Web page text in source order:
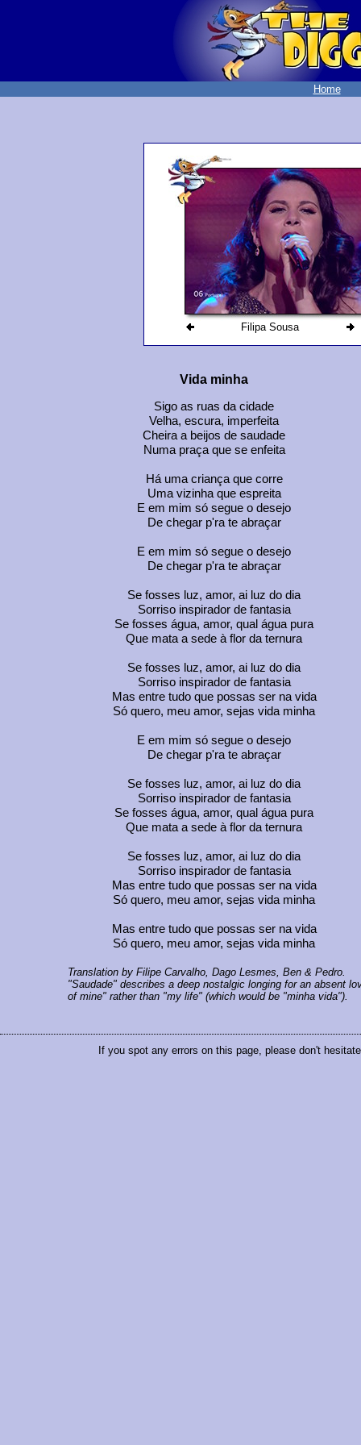
Home
Filipa Sousa
Vida minha
Sigo as ruas da cidade
Velha, escura, imperfeita
Cheira a beijos de saudade
Numa praça que se enfeita
Há uma criança que corre
Uma vizinha que espreita
E em mim só segue o desejo
De chegar p'ra te abraçar
E em mim só segue o desejo
De chegar p'ra te abraçar
Se fosses luz, amor, ai luz do dia
Sorriso inspirador de fantasia
Se fosses água, amor, qual água pura
Que mata a sede à flor da ternura
Se fosses luz, amor, ai luz do dia
Sorriso inspirador de fantasia
Mas entre tudo que possas ser na vida
Só quero, meu amor, sejas vida minha
E em mim só segue o desejo
De chegar p'ra te abraçar
Se fosses luz, amor, ai luz do dia
Sorriso inspirador de fantasia
Se fosses água, amor, qual água pura
Que mata a sede à flor da ternura
Se fosses luz, amor, ai luz do dia
Sorriso inspirador de fantasia
Mas entre tudo que possas ser na vida
Só quero, meu amor, sejas vida minha
Mas entre tudo que possas ser na vida
Só quero, meu amor, sejas vida minha
Translation by Filipe Carvalho, Dago Lesmes, Ben & Pedro.
"Saudade" describes a deep nostalgic longing for an absent
of mine" rather than "my life" (which would be "minha vida").
If you spot any errors on this page, please don't